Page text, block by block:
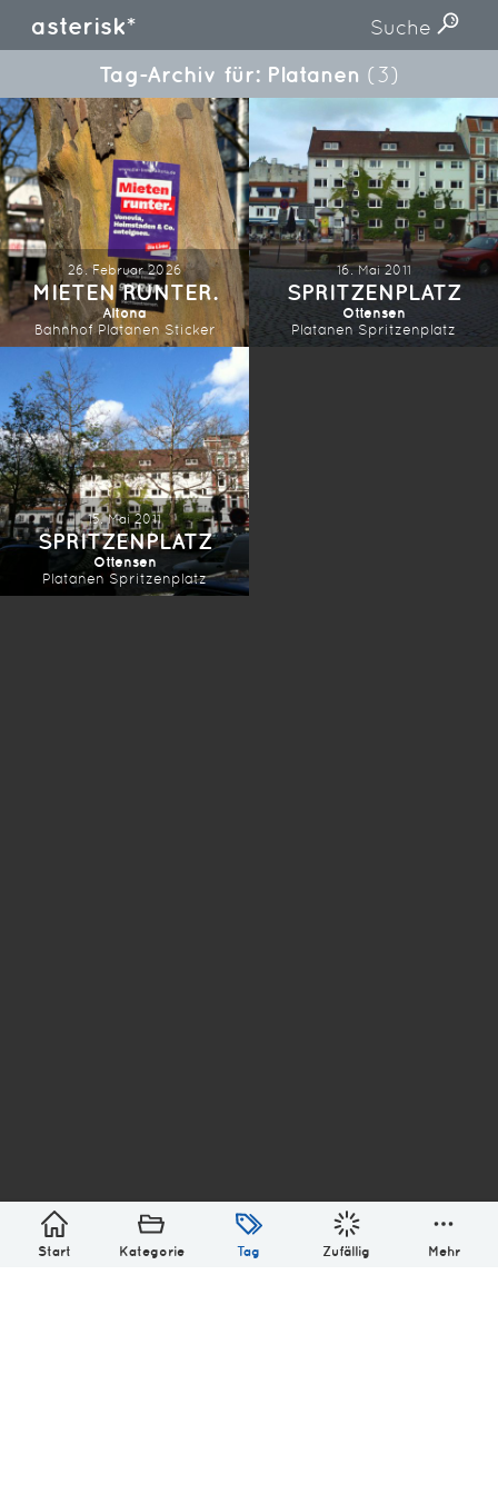
asterisk* Suche
Start Kategorie Tag Zufällig Mehr
Tag-Archiv für: Platanen (3)
26. Februar 2026
MIETEN RUNTER.
Altona
Bahnhof Platanen Sticker
16. Mai 2011
SPRITZENPLATZ
Ottensen
Platanen Spritzenplatz
15. Mai 2011
SPRITZENPLATZ
Ottensen
Platanen Spritzenplatz